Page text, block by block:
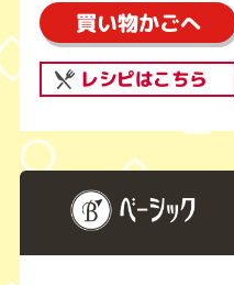
買い物かごへ
レシピはこちら